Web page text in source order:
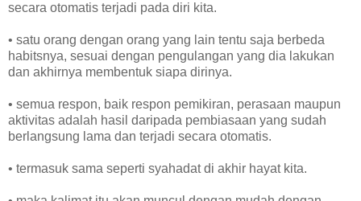
secara otomatis terjadi pada diri kita.
• satu orang dengan orang yang lain tentu saja berbeda
habitsnya, sesuai dengan pengulangan yang dia lakukan
dan akhirnya membentuk siapa dirinya.
• semua respon, baik respon pemikiran, perasaan maupun
aktivitas adalah hasil daripada pembiasaan yang sudah
berlangsung lama dan terjadi secara otomatis.
• termasuk sama seperti syahadat di akhir hayat kita.